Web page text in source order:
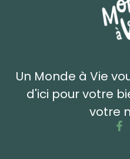
Un Monde à Vie
d'ici pour votre
votre